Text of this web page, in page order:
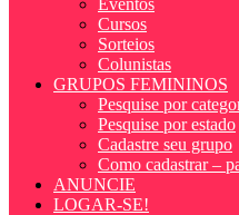
Eventos
Cursos
Sorteios
Colunistas
GRUPOS FEMININOS
Pesquise por
Pesquise por estado
Cadastre seu grupo
Como cadastrar –
ANUNCIE
LOGAR-SE!